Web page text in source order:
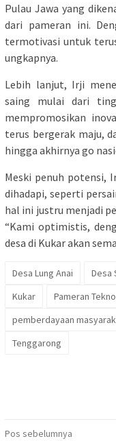
Pulau Jawa yang
dari pameran ini.
termotivasi untuk
ungkapnya.
Lebih lanjut, Irji
saing mulai dari
mempromosikan
terus bergerak maju,
hingga akhirnya go
Meski penuh potensi,
dihadapi, seperti
hal ini justru menjadi
“Kami optimistis,
desa di Kukar akan
Desa Lung Anai Desa
Kukar
Pameran
pemberdayaan
Tenggarong
Navigasi
Pos sebelumnya